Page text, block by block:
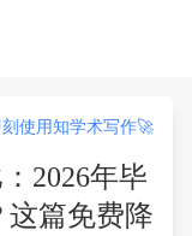
刻使用知学术写作🚀
2026年毕
这篇免费降